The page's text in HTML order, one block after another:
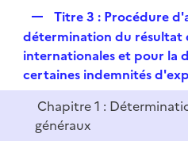
i
e
r
e
p
l
i
e
r
Titre 3 : Procédure
détermination du résultat
internationales et pour la
certaines indemnités
Chapitre 1 :
généraux